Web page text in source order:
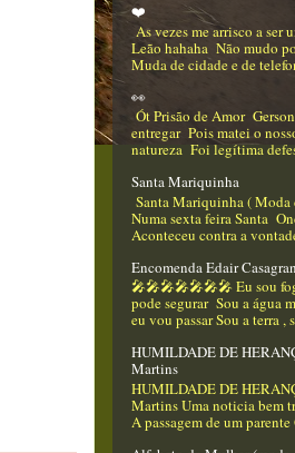
❤️
As vezes me arrisco a ser
Leão hahaha Não mudo
Muda de cidade e de
👀
Ót Prisão de Amor
entregar Pois matei o
natureza Foi legítima
Santa Mariquinha
Santa Mariquinha (
Numa sexta feira Santa
Aconteceu contra a
Encomenda Edair
🎤🎤🎤🎤🎤🎤🎤 Eu sou
pode segurar Sou a água
eu vou passar Sou a terra ,
HUMILDADE DE
Martins
HUMILDADE DE
Martins Uma noticia bem
A passagem de um